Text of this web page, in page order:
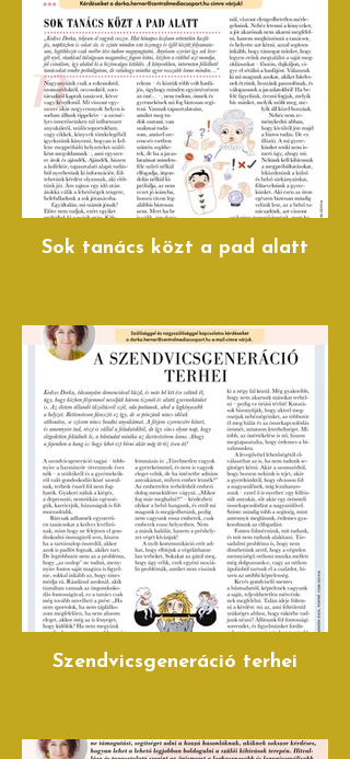
Sok tanács közt a pad alatt
Szendvicsgeneráció terhei